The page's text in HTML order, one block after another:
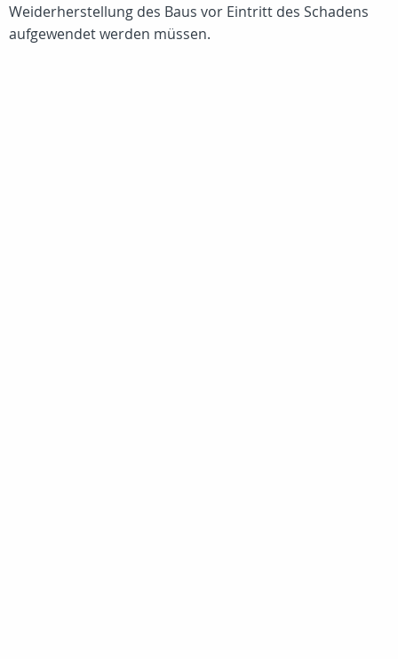
Weiderherstellung des Baus vor Eintritt des Schadens
aufgewendet werden müssen.